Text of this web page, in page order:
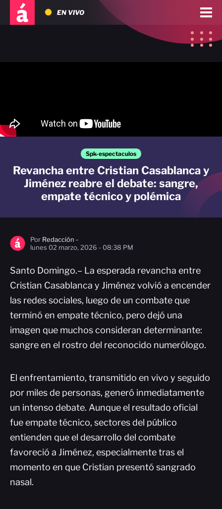
EN VIVO
Spk-espectaculos
Revancha entre Cristian Casablanca y
Jiménez reabre el debate: sangre,
empate técnico y polémica
Por Redacción -
lunes 02 marzo, 2026 - 08:38 PM
Santo Domingo.– La esperada revancha entre
Cristian Casablanca y Jiménez volvió a encender
las redes sociales, luego de un combate que
terminó en empate técnico, pero dejó una
imagen que muchos consideran determinante:
sangre en el rostro del reconocido numerólogo.
El enfrentamiento, transmitido en vivo y seguido
por miles de personas, generó inmediatamente
un intenso debate. Aunque el resultado oficial
fue empate técnico, sectores del público
entienden que el desarrollo del combate
favoreció a Jiménez, especialmente tras el
momento en que Cristian presentó sangrado
nasal.